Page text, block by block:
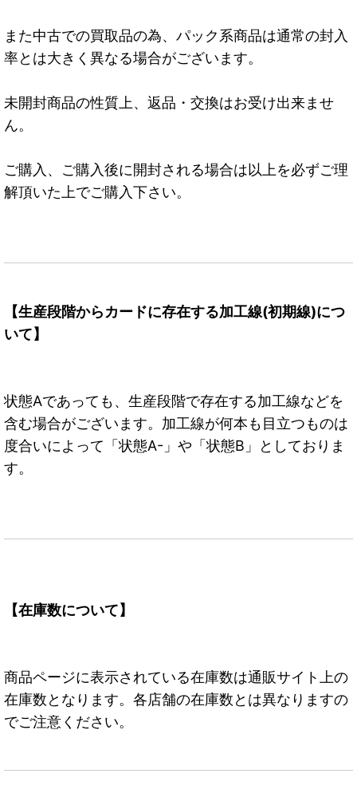
また中古での買取品の為、パック系商品は通常の封入
率とは大きく異なる場合がございます。
未開封商品の性質上、返品・交換はお受け出来ませ
ん。
ご購入、ご購入後に開封される場合は以上を必ずご理
解頂いた上でご購入下さい。
【生産段階からカードに存在する加工線(初期線)につ
いて】
状態Aであっても、生産段階で存在する加工線などを
含む場合がございます。加工線が何本も目立つものは
度合いによって「状態A-」や「状態B」としておりま
す。
【在庫数について】
商品ページに表示されている在庫数は通販サイト上の
在庫数となります。各店舗の在庫数とは異なりますの
でご注意ください。